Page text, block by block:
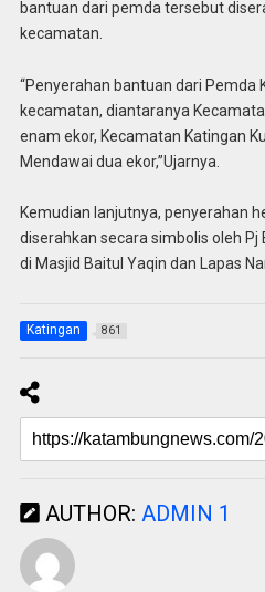
bantuan dari pemda tersebut
kecamatan.
“Penyerahan bantuan dari Pemda
kecamatan, diantaranya
enam ekor, Kecamatan Katingan
Mendawai dua ekor,”Ujarnya.
Kemudian lanjutnya, penyerahan
diserahkan secara simbolis oleh Pj
di Masjid Baitul Yaqin dan Lapas
Katingan 861
AUTHOR: ADMIN 1